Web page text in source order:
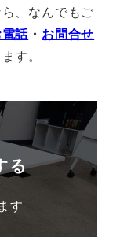
、なんでもご
話 ・ お問合せ
す。
る
す